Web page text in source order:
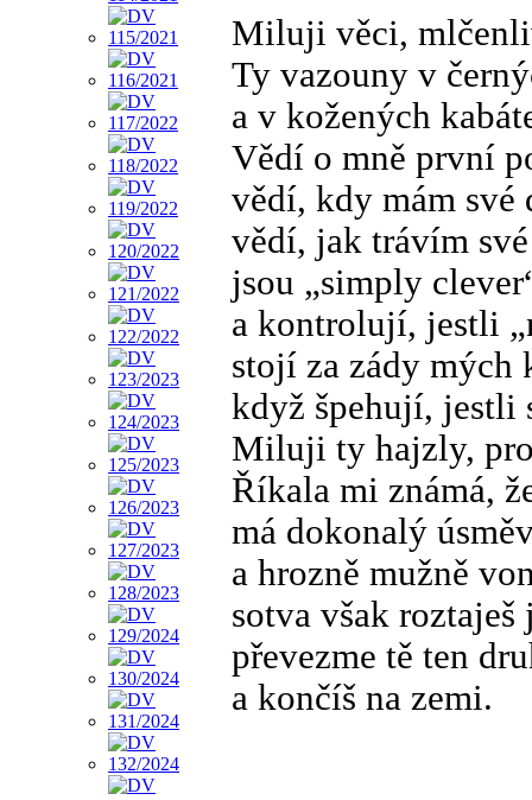
Miluji věci,
Ty vazouny v
a v kožených
Vědí o mně první
vědí, kdy mám své
vědí, jak trávím
jsou „simply
a kontrolují, jestli
stojí za zády mých
když špehují, jestli
Miluji ty hajzly,
Říkala mi známá,
má dokonalý
a hrozně mužně
sotva však
převezme tě ten
a končíš na zemi.